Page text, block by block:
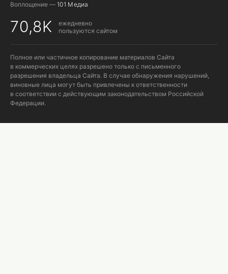
Воплощение — 101 Медиа
70,8K
ежедневно
пользуются сайтом
Полное или частичное копирование материалов Сайта
в коммерческих целях разрешено только с письменного
разрешения владельца Сайта. В случае обнаружения нарушений,
виновные лица могут быть привлечены к ответственности
в соответствии с действующим законодательством Российской
Федерации.